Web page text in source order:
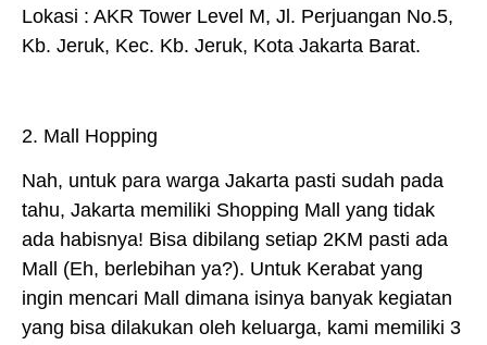
Lokasi : AKR Tower Level M, Jl. Perjuangan No.5,
Kb. Jeruk, Kec. Kb. Jeruk, Kota Jakarta Barat.
2. Mall Hopping
Nah, untuk para warga Jakarta pasti sudah pada
tahu, Jakarta memiliki Shopping Mall yang tidak
ada habisnya! Bisa dibilang setiap 2KM pasti ada
Mall (Eh, berlebihan ya?). Untuk Kerabat yang
ingin mencari Mall dimana isinya banyak kegiatan
yang bisa dilakukan oleh keluarga, kami memiliki 3